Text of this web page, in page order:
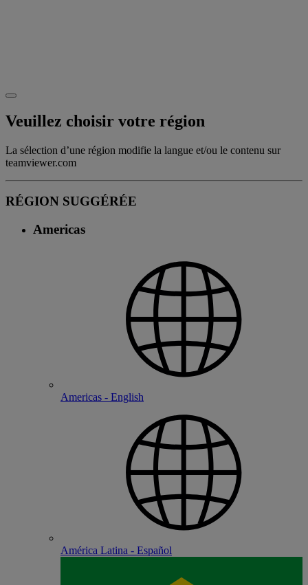
Veuillez choisir votre région
La sélection d’une région modifie la langue et/ou le contenu sur
teamviewer.com
RÉGION SUGGÉRÉE
Americas
Americas - English
América Latina - Español